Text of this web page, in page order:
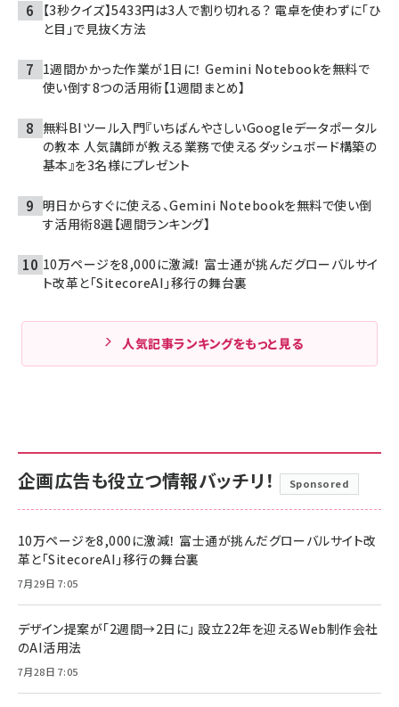
【3秒クイズ】5433円は3人で割り切れる？ 電卓を使わずに「ひ
と目」で見抜く方法
1週間かかった作業が1日に！ Gemini Notebookを無料で
使い倒す8つの活用術【1週間まとめ】
無料BIツール入門『いちばんやさしいGoogleデータポータル
の教本 人気講師が教える業務で使えるダッシュボード構築の
基本』を3名様にプレゼント
明日からすぐに使える、Gemini Notebookを無料で使い倒
す活用術8選【週間ランキング】
10万ページを8,000に激減！ 富士通が挑んだグローバルサイ
ト改革と「SitecoreAI」移行の舞台裏
人気記事ランキングをもっと見る
企画広告も役立つ情報バッチリ！ Sponsored
10万ページを8,000に激減！ 富士通が挑んだグローバルサイト改
革と「SitecoreAI」移行の舞台裏
7月29日 7:05
デザイン提案が「2週間→2日に」 設立22年を迎えるWeb制作会社
のAI活用法
7月28日 7:05